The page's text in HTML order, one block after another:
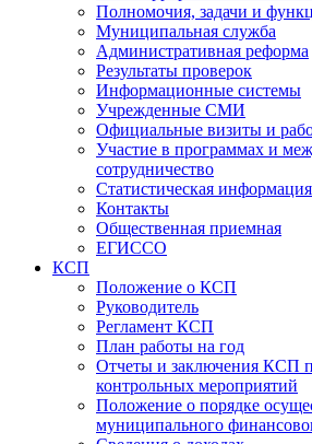
Полномочия, задачи и
Муниципальная служба
Административная реформа
Результаты проверок
Информационные системы
Учрежденные СМИ
Официальные визиты и
Участие в программах и
сотрудничество
Статистическая информация
Контакты
Общественная приемная
ЕГИССО
КСП
Положение о КСП
Руководитель
Регламент КСП
План работы на год
Отчеты и заключения КСП
контрольных мероприятий
Положение о порядке
муниципального